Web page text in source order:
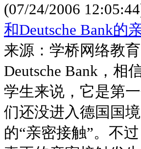
(07/24/2006
和Deutsche Bank的
来源：学桥网络教育
Deutsche Bank，相
学生来说，它是第
们还没进入德国国
的“亲密接触”。不